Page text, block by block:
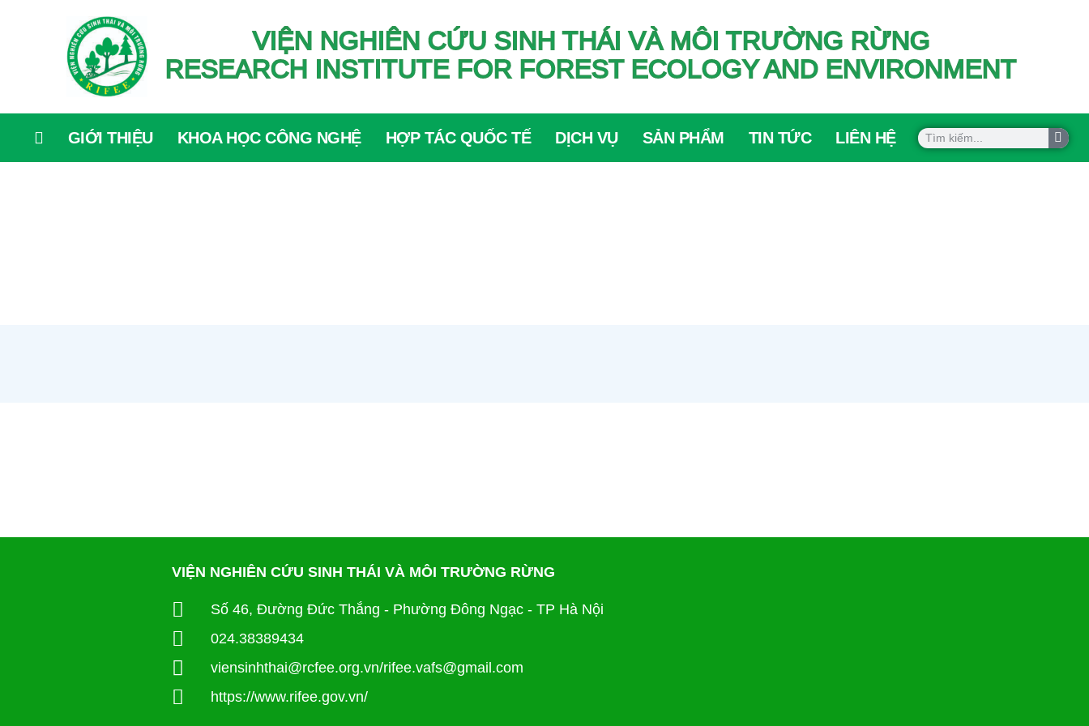
VIỆN NGHIÊN CỨU SINH THÁI VÀ MÔI TRƯỜNG RỪNG
RESEARCH INSTITUTE FOR FOREST ECOLOGY AND ENVIRONMENT
GIỚI THIỆU KHOA HỌC CÔNG NGHỆ HỢP TÁC QUỐC TẾ DỊCH VỤ SẢN PHẨM TIN TỨC LIÊN HỆ
VIỆN NGHIÊN CỨU SINH THÁI VÀ MÔI TRƯỜNG RỪNG
Số 46, Đường Đức Thắng - Phường Đông Ngạc - TP Hà Nội
024.38389434
viensinhthai@rcfee.org.vn/rifee.vafs@gmail.com
https://www.rifee.gov.vn/